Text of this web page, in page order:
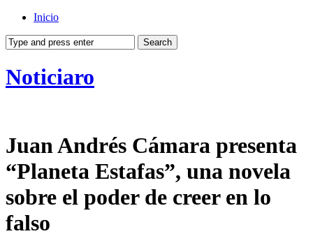
Inicio
Noticiaro
Juan Andrés Cámara presenta
“Planeta Estafas”, una novela
sobre el poder de creer en lo
falso